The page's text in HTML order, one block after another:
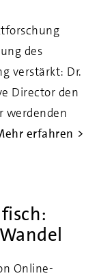
des
verstärkt: Dr.
Director den
werdenden
erfahren
Online-